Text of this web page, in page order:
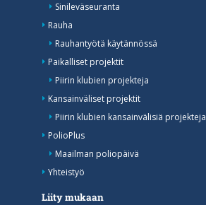
Sinileväseuranta
Rauha
Rauhantyötä käytännössä
Paikalliset projektit
Piirin klubien projekteja
Kansainväliset projektit
Piirin klubien kansainvälisiä projekteja
PolioPlus
Maailman poliopäivä
Yhteistyö
Liity mukaan